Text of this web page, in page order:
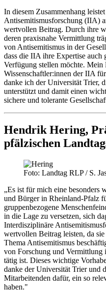
In diesem Zusammenhang
Antisemitismusforschung (IIA)
wertvollen Beitrag. Durch ihre
deren praxisnahe Vermittlung
von Antisemitismus in der
dass die IIA ihre Expertise auch
Verfügung stellen möchte. Mein
Wissenschaftler:innen der IIA
danke ich der Universität Trier,
unterstützt und damit einen
sichere und tolerante
Hendrik Hering,
pfälzischen
Foto: Landtag RLP / S.
„Es ist für mich eine besonders
und Bürger in Rheinland-Pfalz
gruppenbezogene
in die Lage zu versetzen, sich
Interdisziplinäre
wertvollen Beitrag leisten, da
Thema Antisemitismus
von Forschung und
tätig ist. Dieses wichtige
danke der Universität Trier und
Mitarbeitenden dafür, ein so
haben."